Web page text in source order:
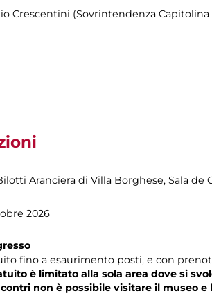
Crescentini (Sovrintendenza
Aranciera di Villa Borghese, Sala de
2026
fino a esaurimento posti, e con
è limitato alla sola area dove si
non è possibile visitare il museo e